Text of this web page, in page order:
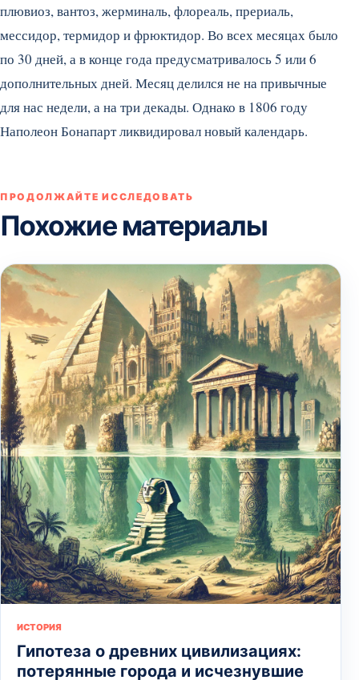
плювиоз, вантоз, жерминаль, флореаль, прериаль,
мессидор, термидор и фрюктидор. Во всех месяцах было
по 30 дней, а в конце года предусматривалось 5 или 6
дополнительных дней. Месяц делился не на привычные
для нас недели, а на три декады. Однако в 1806 году
Наполеон Бонапарт ликвидировал новый календарь.
ПРОДОЛЖАЙТЕ ИССЛЕДОВАТЬ
Похожие материалы
ИСТОРИЯ
Гипотеза о древних цивилизациях:
потерянные города и исчезнувшие